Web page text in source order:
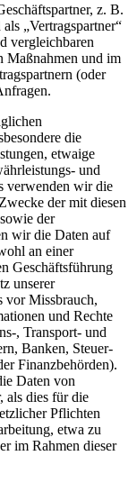
z. B.
„Vertragspartner“
vergleichbaren
Maßnahmen und im
(oder
die
etwaige
und
verwenden wir die
der mit diesen
der
wir die Daten auf
an einer
Geschäftsführung
unserer
vor Missbrauch,
und Rechte
, Transport- und
Banken, Steuer-
Finanzbehörden).
Daten von
als dies für die
Pflichten
etwa zu
im Rahmen dieser